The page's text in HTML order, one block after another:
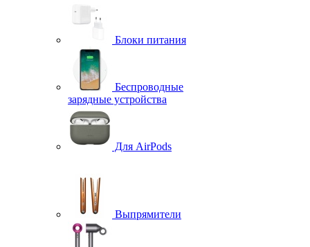
Блоки питания
Беспроводные
зарядные устройства
Для AirPods
Выпрямители